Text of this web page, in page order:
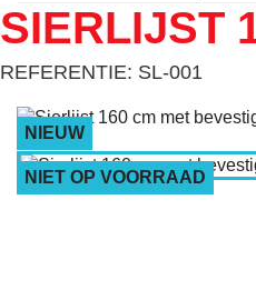
SIERLIJST
REFERENTIE: SL-001
NIEUW
NIET OP VOORRAAD